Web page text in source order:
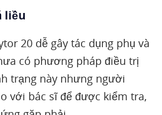
liều
20 dễ gây tác dụng phụ và
có phương pháp điều trị
trạng này nhưng người
với bác sĩ để được kiểm tra,